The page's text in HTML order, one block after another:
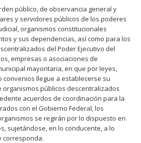
público, de observancia general y
y servidores públicos de los poderes
organismos constitucionales
y sus dependencias, así como para los
del Poder Ejecutivo del
empresas o asociaciones de
mayoritaria, en que por leyes,
convenios llegue a establecerse su
organismos públicos descentralizados
acuerdos de coordinación para la
con el Gobierno Federal, los
se regirán por lo dispuesto en
sujetándose, en lo conducente, a lo
corresponda.